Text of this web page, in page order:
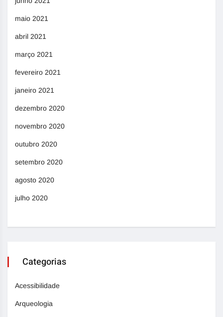
maio 2021
abril 2021
março 2021
fevereiro 2021
janeiro 2021
dezembro 2020
novembro 2020
outubro 2020
setembro 2020
agosto 2020
julho 2020
Categorias
Acessibilidade
Arqueologia